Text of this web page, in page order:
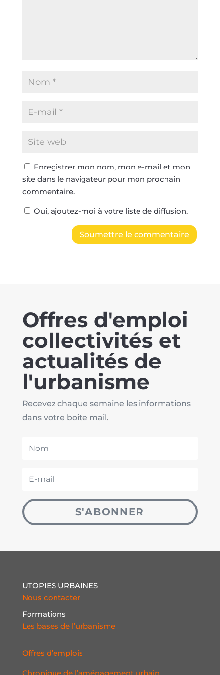
Enregistrer mon nom, mon e-mail et mon
site dans le navigateur pour mon prochain
commentaire.
Oui, ajoutez-moi à votre liste de diffusion.
Soumettre le commentaire
Offres d'emploi
collectivités et
actualités de
l'urbanisme
Recevez chaque semaine les informations
dans votre boite mail.
S'ABONNER
UTOPIES URBAINES
Nous contacter
Formations
Les bases de l’urbanisme
Offres d’emplois
Chronique de l’aménagement urbain